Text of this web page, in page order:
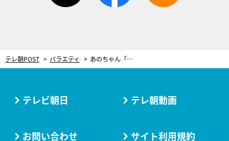
テレ朝POST バラエティ あのちゃん「収録現場にいると安心する」人気芸人を称賛「私服もかわいい」
テレビ朝日 テレ朝動画
お問い合わせ サイト利用規約